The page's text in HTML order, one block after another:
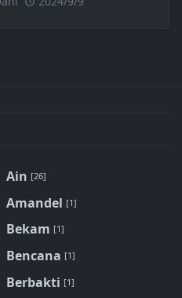
Ain [26]
Amandel [1]
Bekam [1]
Bencana [1]
Berbakti [1]